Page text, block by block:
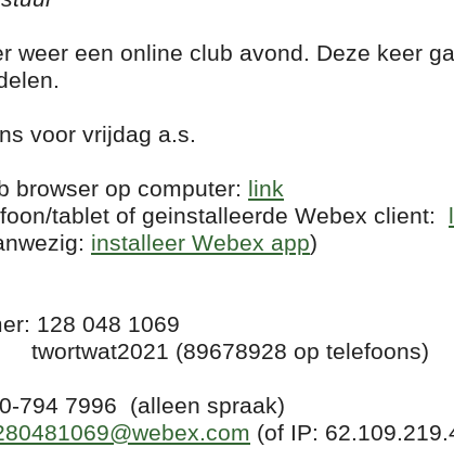
weer een online club avond. Deze keer
voor vrijdag a.s.
browser op computer: link
tablet of geinstalleerde Webex client:
installeer Webex app)
128 048 1069
(89678928 op telefoons)
7996 (alleen spraak)
(of IP: